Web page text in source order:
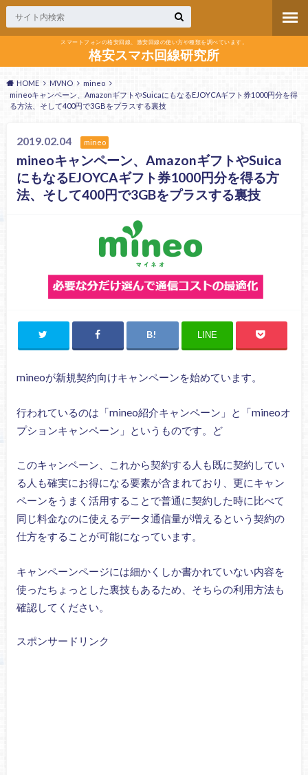
スマートフォンの格安回線、激安回線の使い方や種類を調べています。
格安スマホ回線研究所
HOME MVNO
mineo
mineoキャンペーン、AmazonギフトやSuicaにもなるEJOYCAギフト券1000円分を得
る方法、そして400円で3GBをプラスする裏技
2019.02.04 mineo
mineoキャンペーン、AmazonギフトやSuica
にもなるEJOYCAギフト券1000円分を得る方
法、そして400円で3GBをプラスする裏技
LINE
mineoが新規契約向けキャンペーンを始めています。
行われているのは「mineo紹介キャンペーン」と「mineoオ
プションキャンペーン」というものです。ど
このキャンペーン、これから契約する人も既に契約してい
る人も確実にお得になる要素が含まれており、更にキャン
ペーンをうまく活用することで普通に契約した時に比べて
同じ料金なのに使えるデータ通信量が増えるという契約の
仕方をすることが可能になっています。
キャンペーンページには細かくしか書かれていない内容を
使ったちょっとした裏技もあるため、そちらの利用方法も
確認してください。
スポンサードリンク